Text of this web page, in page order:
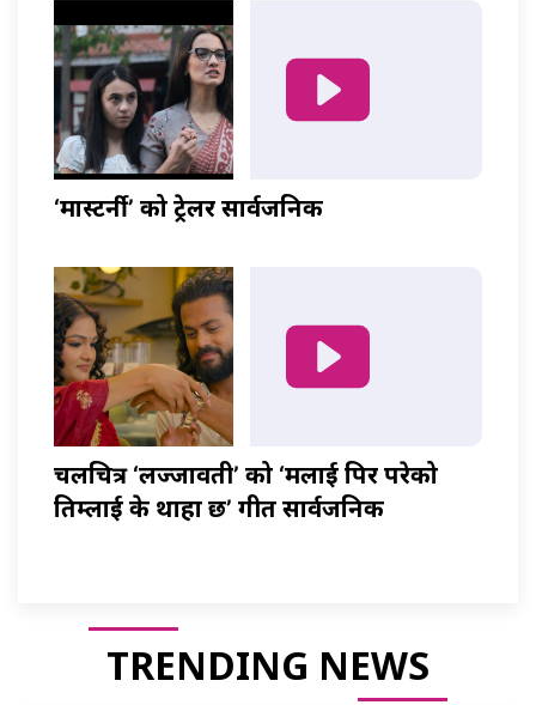
‘मास्टर्नी’ को ट्रेलर सार्वजनिक
चलचित्र ‘लज्जावती’ को ‘मलाई पिर परेको
तिम्लाई के थाहा छ’ गीत सार्वजनिक
TRENDING NEWS